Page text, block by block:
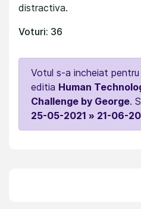
distractiva.
Voturi: 36
Votul s-a incheiat pentru
editia Human
Challenge by George.
25-05-2021 » 21-06-